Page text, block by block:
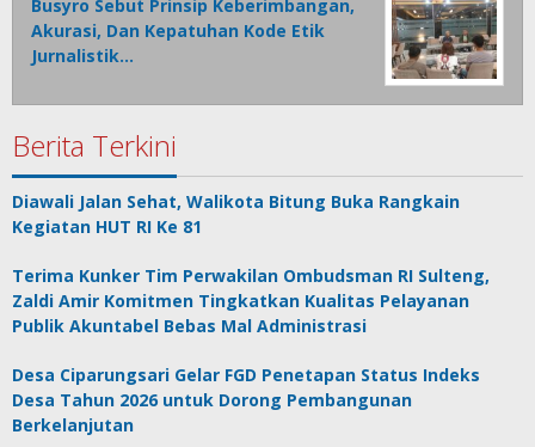
Busyro Sebut Prinsip Keberimbangan,
Akurasi, Dan Kepatuhan Kode Etik
Jurnalistik…
Berita Terkini
Diawali Jalan Sehat, Walikota Bitung Buka Rangkain
Kegiatan HUT RI Ke 81
Terima Kunker Tim Perwakilan Ombudsman RI Sulteng,
Zaldi Amir Komitmen Tingkatkan Kualitas Pelayanan
Publik Akuntabel Bebas Mal Administrasi
Desa Ciparungsari Gelar FGD Penetapan Status Indeks
Desa Tahun 2026 untuk Dorong Pembangunan
Berkelanjutan